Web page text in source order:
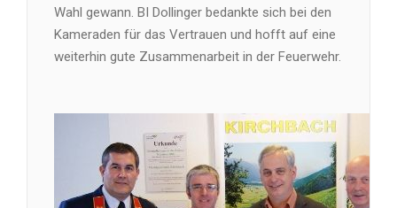
Wahl gewann. BI Dollinger bedankte sich bei den
Kameraden für das Vertrauen und hofft auf eine
weiterhin gute Zusammenarbeit in der Feuerwehr.